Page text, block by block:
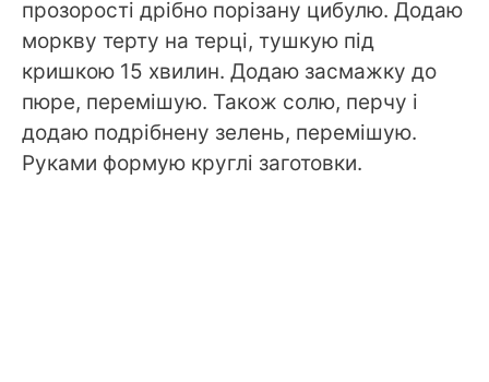
прозорості дрібно порізану цибулю. Додаю
моркву терту на терці, тушкую під
кришкою 15 хвилин. Додаю засмажку до
пюре, перемішую. Також солю, перчу і
додаю подрібнену зелень, перемішую.
Руками формую круглі заготовки.